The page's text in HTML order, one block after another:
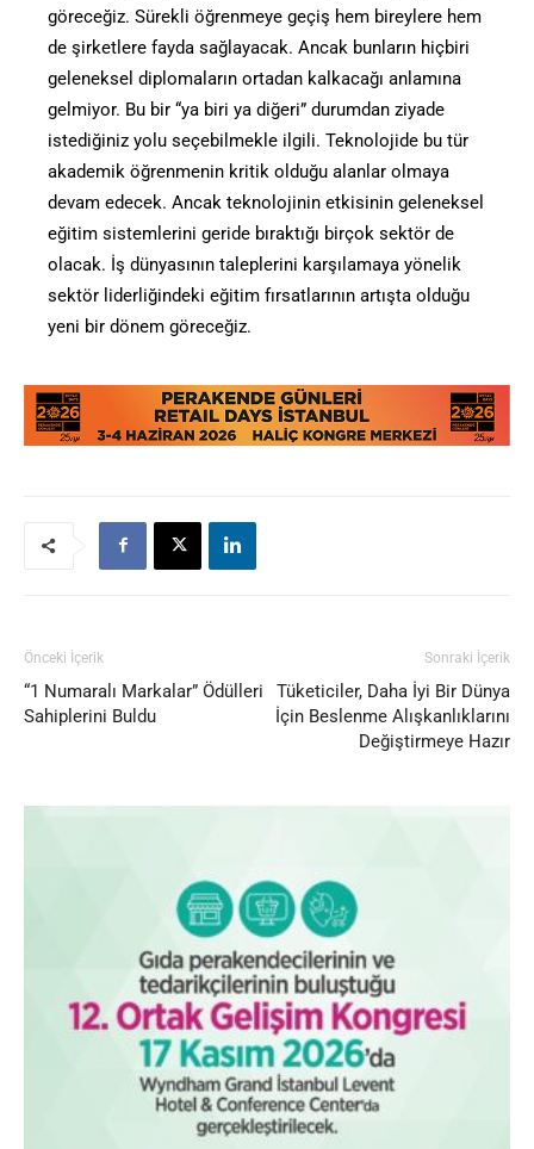
göreceğiz. Sürekli öğrenmeye geçiş hem bireylere hem
de şirketlere fayda sağlayacak. Ancak bunların hiçbiri
geleneksel diplomaların ortadan kalkacağı anlamına
gelmiyor. Bu bir “ya biri ya diğeri” durumdan ziyade
istediğiniz yolu seçebilmekle ilgili. Teknolojide bu tür
akademik öğrenmenin kritik olduğu alanlar olmaya
devam edecek. Ancak teknolojinin etkisinin geleneksel
eğitim sistemlerini geride bıraktığı birçok sektör de
olacak. İş dünyasının taleplerini karşılamaya yönelik
sektör liderliğindeki eğitim fırsatlarının artışta olduğu
yeni bir dönem göreceğiz.
Önceki İçerik
“1 Numaralı Markalar” Ödülleri
Sahiplerini Buldu
Sonraki İçerik
Tüketiciler, Daha İyi Bir Dünya
İçin Beslenme Alışkanlıklarını
Değiştirmeye Hazır